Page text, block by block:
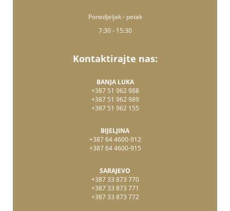
Ponedjeljak - petak
7:30 - 15:30
Kontaktirajte nas:
BANJA LUKA
+387 51 962 988
+387 51 962 989
+387 51 962 155
BIJELJINA
+387 64 4600-912
+387 64 4600-915
SARAJEVO
+387 33 873 770
+387 33 873 771
+387 33 873 772